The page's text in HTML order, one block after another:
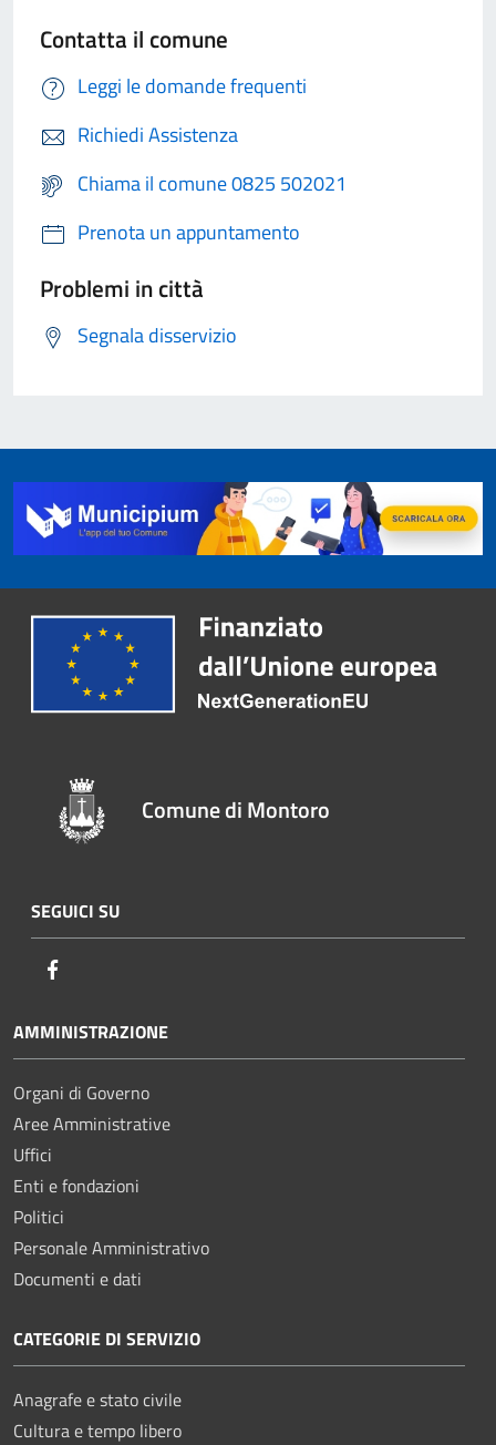
Contatta il comune
Leggi le domande frequenti
Richiedi Assistenza
Chiama il comune 0825 502021
Prenota un appuntamento
Problemi in città
Segnala disservizio
Comune di Montoro
SEGUICI SU
AMMINISTRAZIONE
Organi di Governo
Aree Amministrative
Uffici
Enti e fondazioni
Politici
Personale Amministrativo
Documenti e dati
CATEGORIE DI SERVIZIO
Anagrafe e stato civile
Cultura e tempo libero